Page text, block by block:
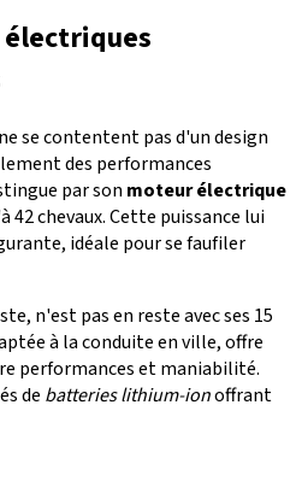
électriques
se contentent pas d'un design
des performances
par son moteur électrique
42 chevaux. Cette puissance lui
idéale pour se faufiler
n'est pas en reste avec ses 15
à la conduite en ville, offre
performances et maniabilité.
de batteries lithium-ionoffrant